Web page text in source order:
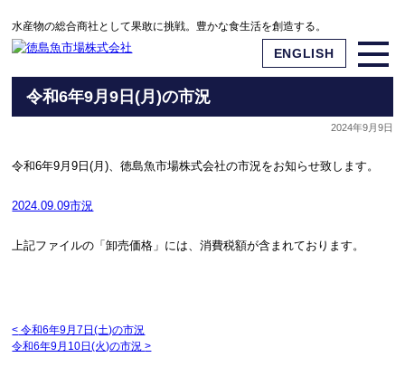
水産物の総合商社として果敢に挑戦。豊かな食生活を創造する。
ENGLISH
令和6年9月9日(月)の市況
2024年9月9日
令和6年9月9日(月)、徳島魚市場株式会社の市況をお知らせ致します。
2024.09.09市況
上記ファイルの「卸売価格」には、消費税額が含まれております。
< 令和6年9月7日(土)の市況
令和6年9月10日(火)の市況>